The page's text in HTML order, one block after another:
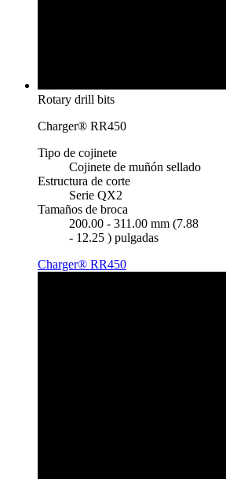
Rotary drill bits
Charger® RR450
Tipo de cojinete
Cojinete de muñón sellado
Estructura de corte
Serie QX2
Tamaños de broca
200.00 - 311.00 mm (7.88
- 12.25 ) pulgadas
Charger® RR450